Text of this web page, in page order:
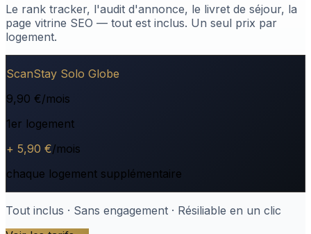
Le rank tracker, l'audit d'annonce, le livret de séjour, la
page vitrine SEO — tout est inclus. Un seul prix par
logement.
ScanStay Solo Globe
9,90 €/mois
1er logement
+ 5,90 €/mois
chaque logement supplémentaire
Tout inclus · Sans engagement · Résiliable en un clic